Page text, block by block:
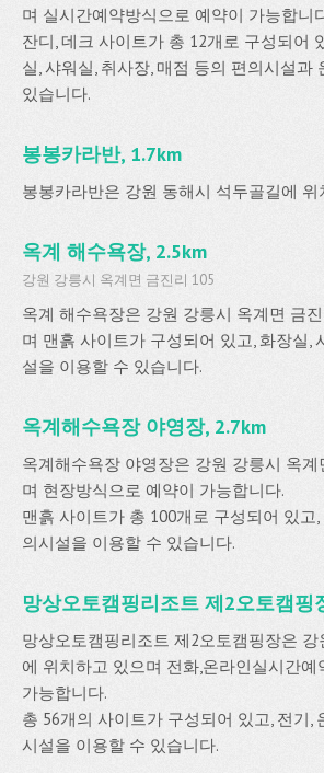
며 실시간예약방식으로 예약이 가능합니
잔디, 데크 사이트가 총 12개로 구성되어
실, 샤워실, 취사장, 매점 등의 편의시설과
있습니다.
봉봉카라반, 1.7km
봉봉카라반은 강원 동해시 석두골길에 위
옥계 해수욕장, 2.5km
강원 강릉시 옥계면 금진리 105
옥계 해수욕장은 강원 강릉시 옥계면 금
며 맨흙 사이트가 구성되어 있고, 화장실,
설을 이용할 수 있습니다.
옥계해수욕장 야영장, 2.7km
옥계해수욕장 야영장은 강원 강릉시 옥
며 현장방식으로 예약이 가능합니다.
맨흙 사이트가 총 100개로 구성되어 있고,
의시설을 이용할 수 있습니다.
망상오토캠핑리조트 제2오토캠핑
망상오토캠핑리조트 제2오토캠핑장은
에 위치하고 있으며 전화,온라인실시간예
가능합니다.
총 56개의 사이트가 구성되어 있고, 전기,
시설을 이용할 수 있습니다.